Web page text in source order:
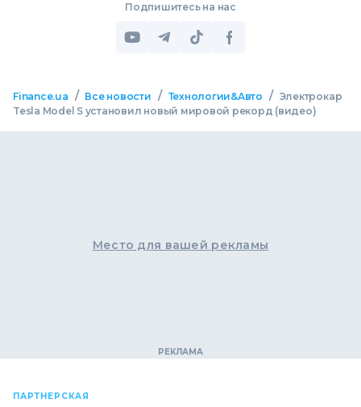
Подпишитесь на нас
Finance.ua / Все новости / Технологии&Авто / Электрокар
Tesla Model S установил новый мировой рекорд (видео)
Место для вашей рекламы
ПАРТНЕРСКАЯ